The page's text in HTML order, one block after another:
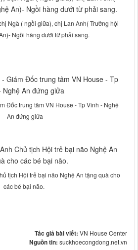
Ngà ( ngồi giữa), chị Lan Anh( Trưởng hội
Ngồi hàng dưới từ phải sang.
Đốc trung tâm VN House - Tp Vinh - Nghệ
An đứng giửa
tịch Hội trẻ bại não Nghệ An tặng quà cho
các bé bại não.
Tác giả bài viết: VN House Center
Nguồn tin: suckhoecongdong.net.vn